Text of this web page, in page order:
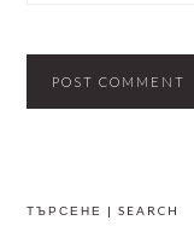
ТЪРСЕНЕ | SEARCH